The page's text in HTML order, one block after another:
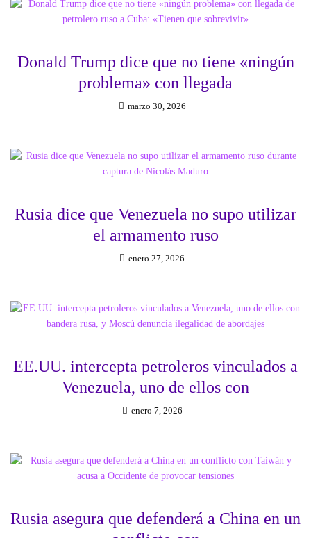
Donald Trump dice que no tiene «ningún
problema» con llegada
marzo 30, 2026
Rusia dice que Venezuela no supo utilizar
el armamento ruso
enero 27, 2026
EE.UU. intercepta petroleros vinculados a
Venezuela, uno de ellos con
enero 7, 2026
Rusia asegura que defenderá a China en un